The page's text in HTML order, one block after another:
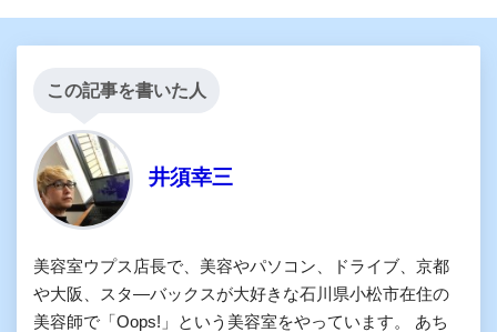
この記事を書いた人
井須幸三
美容室ウプス店長で、美容やパソコン、ドライブ、京都
や大阪、スタ―バックスが大好きな石川県小松市在住の
美容師で「Oops!」という美容室をやっています。 あち